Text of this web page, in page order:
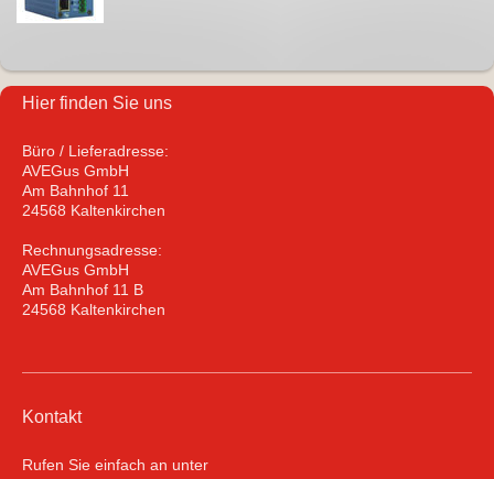
Hier finden Sie uns
Büro / Lieferadresse:
AVEGus GmbH
Am Bahnhof 11
24568 Kaltenkirchen
Rechnungsadresse:
AVEGus GmbH
Am Bahnhof 11 B
24568 Kaltenkirchen
Kontakt
Rufen Sie einfach an unter